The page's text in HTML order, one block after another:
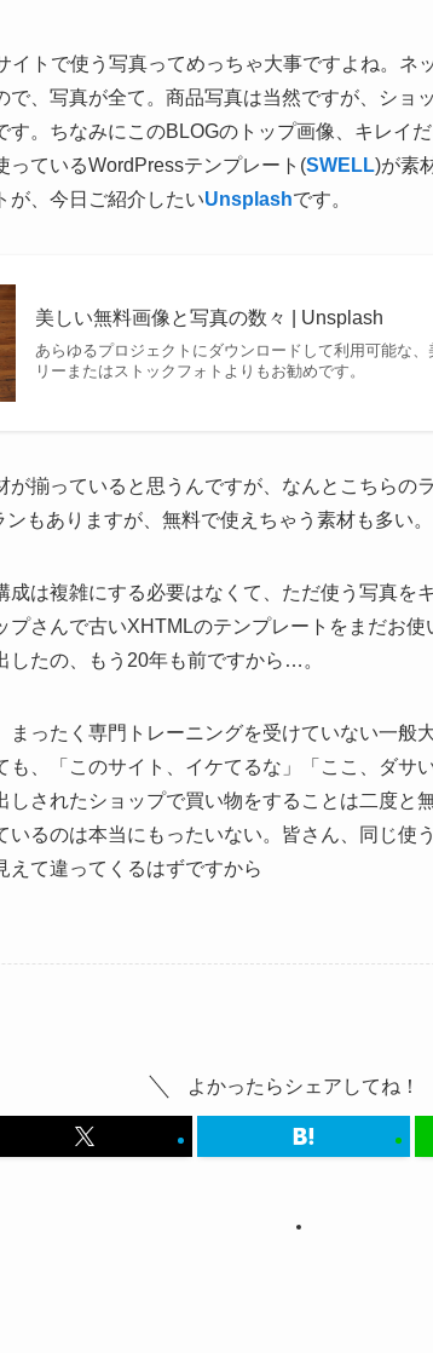
イトで使う写真ってめっちゃ大事ですよね。ネ
で、写真が全て。商品写真は当然ですが、ショ
す。ちなみにこのBLOGのトップ画像、キレ
っているWordPressテンプレート(SWELL)が素
が、今日ご紹介したいUnsplashです。
美しい無料画像と写真の数々 | Unsplash
あらゆるプロジェクトにダウンロードして利用可能な
リーまたはストックフォトよりもお勧めです。
揃っていると思うんですが、なんとこちらの
もありますが、無料で使えちゃう素材も多い。
成は複雑にする必要はなくて、ただ使う写真を
プさんで古いXHTMLのテンプレートをまだお
したの、もう20年も前ですから…。
まったく専門トレーニングを受けていない一般
も、「このサイト、イケてるな」「ここ、ダサ
しされたショップで買い物をすることは二度と
いるのは本当にもったいない。皆さん、同じ使
えて違ってくるはずですから
よかったらシェアしてね！